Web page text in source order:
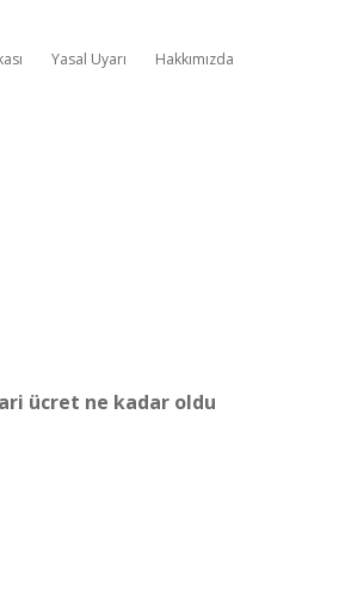
Yasal Uyarı Hakkımızda
ücret ne kadar oldu